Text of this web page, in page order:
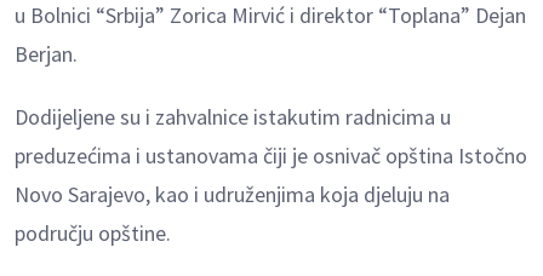
u Bolnici “Srbija” Zorica Mirvić i direktor “Toplana” Dejan
Berjan.
Dodijeljene su i zahvalnice istakutim radnicima u
preduzećima i ustanovama čiji je osnivač opština Istočno
Novo Sarajevo, kao i udruženjima koja djeluju na
području opštine.